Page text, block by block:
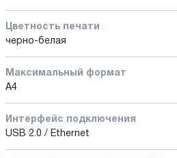
Цветность печати
черно-белая
Максимальный формат
А4
Интерфейс подключения
USB 2.0 / Ethernet